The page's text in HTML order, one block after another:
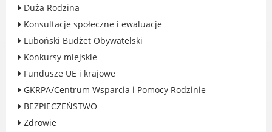
niepełnosprawnościami
MIASTO LUBOŃ
Władze Miasta
Duża Rodzina
Konsultacje społeczne i ewaluacje
Luboński Budżet Obywatelski
Konkursy miejskie
Fundusze UE i krajowe
GKRPA/Centrum Wsparcia i Pomocy Rodzinie
BEZPIECZEŃSTWO
Zdrowie